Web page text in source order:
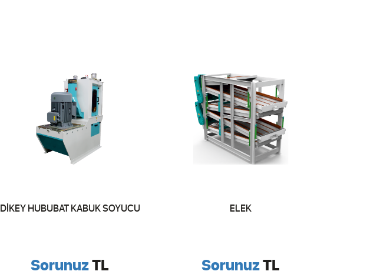
DİKEY HUBUBAT KABUK SOYUCU
SorunuzTL
ELEK
SorunuzTL